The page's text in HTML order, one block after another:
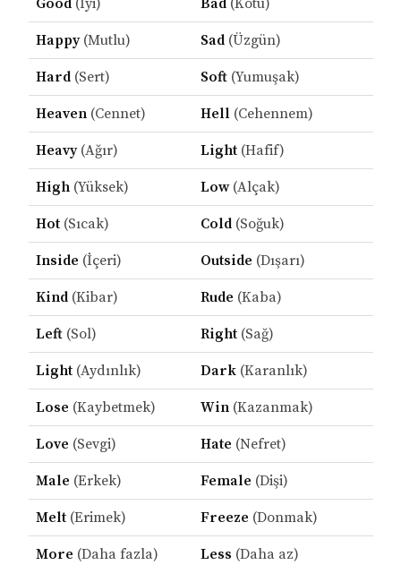
Good(İyi) Bad(Kötü)
Happy(Mutlu) Sad(Üzgün)
Hard(Sert) Soft(Yumuşak)
Heaven(Cennet) Hell(Cehennem)
Heavy(Ağır) Light(Hafif)
High(Yüksek) Low(Alçak)
Hot(Sıcak) Cold(Soğuk)
Inside (İçeri) Outside (Dışarı)
Kind(Kibar) Rude (Kaba)
Left(Sol) Right(Sağ)
Light(Aydınlık) Dark(Karanlık)
Lose (Kaybetmek) Win(Kazanmak)
Love (Sevgi) Hate (Nefret)
Male (Erkek) Female (Dişi)
Melt(Erimek) Freeze (Donmak)
More (Daha fazla) Less (Daha az)